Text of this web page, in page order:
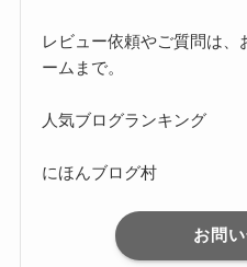
レビュー依頼やご質問は、
ーム まで。
人気ブログランキング
にほんブログ村
お問